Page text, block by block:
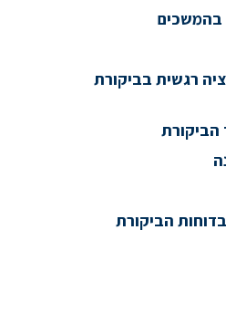
בהמשכים
רגשית בביקורת
הביקורת